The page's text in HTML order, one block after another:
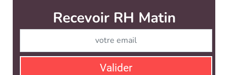
Recevoir RH Matin
Valider